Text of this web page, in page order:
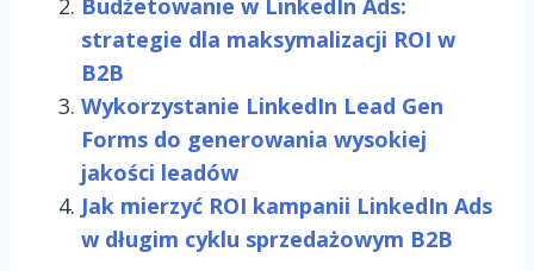
Budżetowanie w LinkedIn Ads:
strategie dla maksymalizacji ROI w
B2B
Wykorzystanie LinkedIn Lead Gen
Forms do generowania wysokiej
jakości leadów
Jak mierzyć ROI kampanii LinkedIn Ads
w długim cyklu sprzedażowym B2B